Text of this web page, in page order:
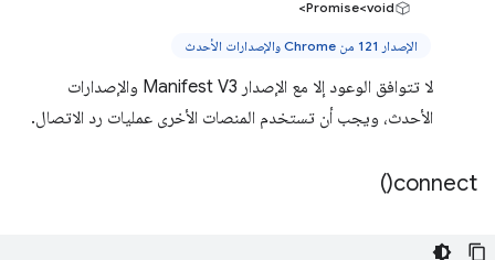
Promise<void>
الإصدار 121 من Chrome والإصدارات الأحدث
لا تتوافق الوعود إلا مع الإصدار Manifest V3 والإصدارات
الأحدث، ويجب أن تستخدم المنصات الأخرى عمليات رد الاتصال.
connect(
)